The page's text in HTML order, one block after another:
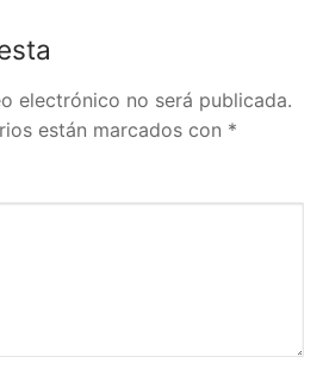
electrónico no será publicada.
están marcados con *